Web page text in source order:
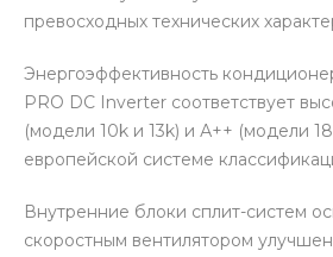
превосходных технических
Энергоэффективность
PRO DC Inverter соответствует
(модели 10k и 13k) и А++ (модели
европейской системе
Внутренние блоки сплит-систем
скоростным вентилятором